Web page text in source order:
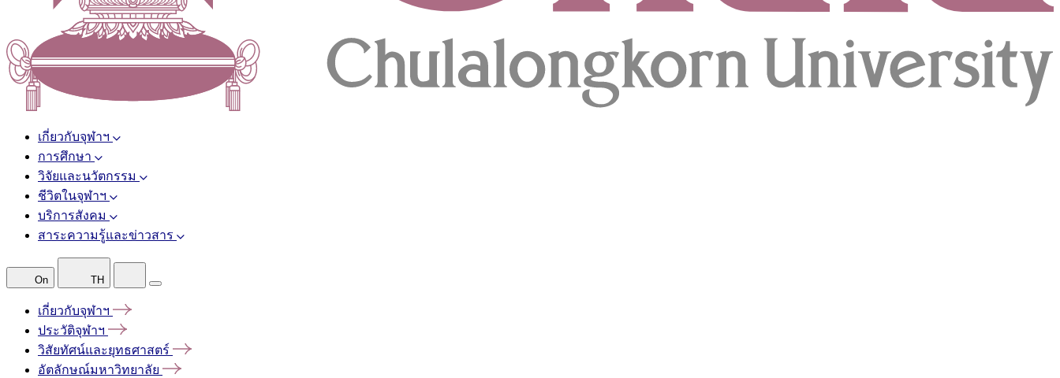
เกี่ยวกับจุฬาฯ
การศึกษา
วิจัยและนวัตกรรม
ชีวิตในจุฬาฯ
บริการสังคม
สาระความรู้และข่าวสาร
On TH
เกี่ยวกับจุฬาฯ
ประวัติจุฬาฯ
วิสัยทัศน์และยุทธศาสตร์
อัตลักษณ์มหาวิทยาลัย